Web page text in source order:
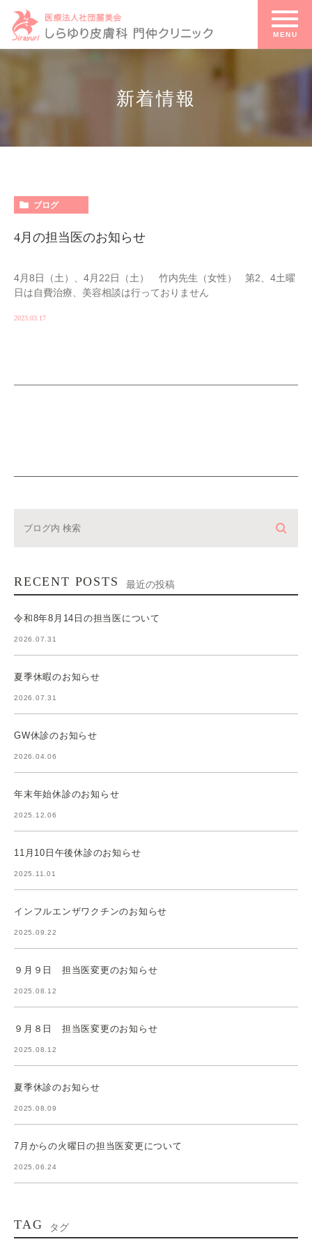
新着情報
ブログ
4月の担当医のお知らせ
4月8日（土）、4月22日（土） 竹内先生（女性） 第2、4土曜
日は自費治療、美容相談は行っておりません
2023.03.17
RECENT POSTS 最近の投稿
令和8年8月14日の担当医について
2026.07.31
夏季休暇のお知らせ
2026.07.31
GW休診のお知らせ
2026.04.06
年末年始休診のお知らせ
2025.12.06
11月10日午後休診のお知らせ
2025.11.01
インフルエンザワクチンのお知らせ
2025.09.22
９月９日 担当医変更のお知らせ
2025.08.12
９月８日 担当医変更のお知らせ
2025.08.12
夏季休診のお知らせ
2025.08.09
7月からの火曜日の担当医変更について
2025.06.24
TAG タグ